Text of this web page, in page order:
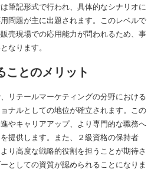
筆記形式で行われ、具体的なシナリオに
問題が主に出題されます。このレベルで
売現場での応用能力が問われるため、事
なります。
とのメリット
リテールマーケティングの分野における
ナルとしての地位が確立されます。この
やキャリアアップ、より専門的な職務へ
提供します。また、２級資格の保持者
り高度な戦略的役割を担うことが期待さ
としての資質が認められることになりま